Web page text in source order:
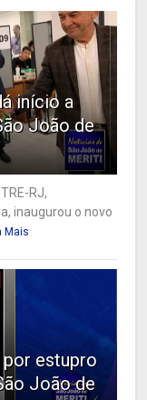
início a
João de
RJ,
inaugurou o novo
Mais
estupro
João de